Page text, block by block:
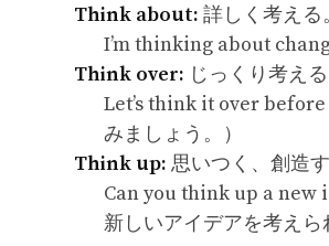
Think about: 詳しく考える。
I’m thinking about
Think over: じっくり考える
Let’s think it over
みましょう。）
Think up: 思いつく、創造す
Can you think up a new
新しいアイデアを考えら